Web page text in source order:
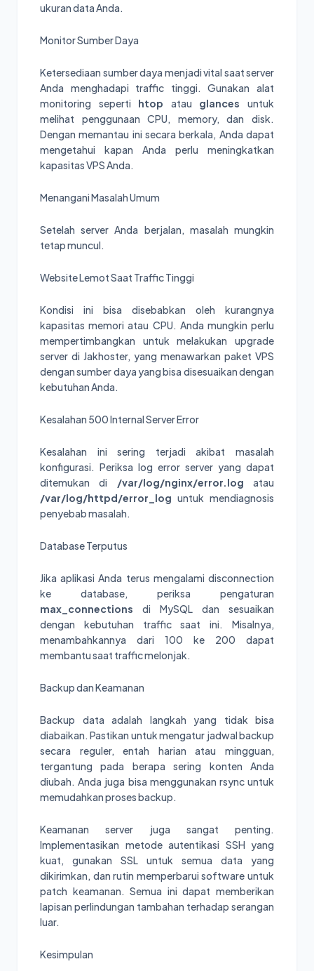
ukuran data Anda.
Monitor Sumber Daya
Ketersediaan sumber daya menjadi vital saat server
Anda menghadapi traffic tinggi. Gunakan alat
monitoring seperti htop atau glances untuk
melihat penggunaan CPU, memory, dan disk.
Dengan memantau ini secara berkala, Anda dapat
mengetahui kapan Anda perlu meningkatkan
kapasitas VPS Anda.
Menangani Masalah Umum
Setelah server Anda berjalan, masalah mungkin
tetap muncul.
Website Lemot Saat Traffic Tinggi
Kondisi ini bisa disebabkan oleh kurangnya
kapasitas memori atau CPU. Anda mungkin perlu
mempertimbangkan untuk melakukan upgrade
server di Jakhoster, yang menawarkan paket VPS
dengan sumber daya yang bisa disesuaikan dengan
kebutuhan Anda.
Kesalahan 500 Internal Server Error
Kesalahan ini sering terjadi akibat masalah
konfigurasi. Periksa log error server yang dapat
ditemukan di /var/log/nginx/error.log atau
/var/log/httpd/error_log untuk mendiagnosis
penyebab masalah.
Database Terputus
Jika aplikasi Anda terus mengalami disconnection
ke database, periksa pengaturan
max_connections di MySQL dan sesuaikan
dengan kebutuhan traffic saat ini. Misalnya,
menambahkannya dari 100 ke 200 dapat
membantu saat traffic melonjak.
Backup dan Keamanan
Backup data adalah langkah yang tidak bisa
diabaikan. Pastikan untuk mengatur jadwal backup
secara reguler, entah harian atau mingguan,
tergantung pada berapa sering konten Anda
diubah. Anda juga bisa menggunakan rsync untuk
memudahkan proses backup.
Keamanan server juga sangat penting.
Implementasikan metode autentikasi SSH yang
kuat, gunakan SSL untuk semua data yang
dikirimkan, dan rutin memperbarui software untuk
patch keamanan. Semua ini dapat memberikan
lapisan perlindungan tambahan terhadap serangan
luar.
Kesimpulan